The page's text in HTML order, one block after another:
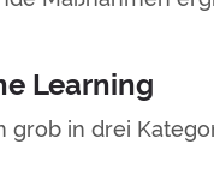
Learning
in drei